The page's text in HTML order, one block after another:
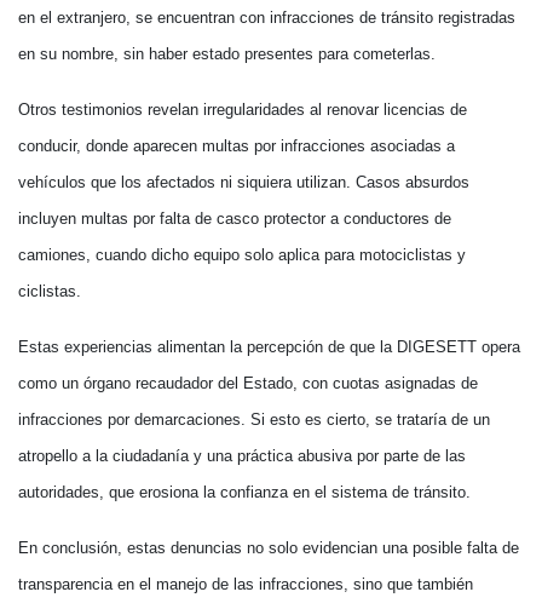
en el extranjero, se encuentran con infracciones de tránsito registradas
en su nombre, sin haber estado presentes para cometerlas.
Otros testimonios revelan irregularidades al renovar licencias de
conducir, donde aparecen multas por infracciones asociadas a
vehículos que los afectados ni siquiera utilizan. Casos absurdos
incluyen multas por falta de casco protector a conductores de
camiones, cuando dicho equipo solo aplica para motociclistas y
ciclistas.
Estas experiencias alimentan la percepción de que la DIGESETT opera
como un órgano recaudador del Estado, con cuotas asignadas de
infracciones por demarcaciones. Si esto es cierto, se trataría de un
atropello a la ciudadanía y una práctica abusiva por parte de las
autoridades, que erosiona la confianza en el sistema de tránsito.
En conclusión, estas denuncias no solo evidencian una posible falta de
transparencia en el manejo de las infracciones, sino que también